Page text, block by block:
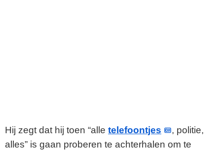
Hij zegt dat hij toen “alle telefoontjes
, politie,
alles” is gaan proberen te achterhalen om te